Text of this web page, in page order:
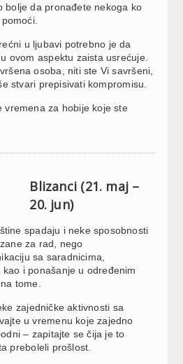
bolje da pronađete nekoga ko
u ljubavi potrebno je da
ovom aspektu zaista usrećuje.
osoba, niti ste Vi savršeni,
stvari prepisivati kompromisu.
vremena za hobije koje ste
Blizanci (21. maj –
20. jun)
spadaju i neke sposobnosti
za rad, nego
sa saradnicima,
i ponašanje u određenim
tome.
zajedničke aktivnosti sa
u vremenu koje zajedno
– zapitajte se čija je to
preboleli prošlost.